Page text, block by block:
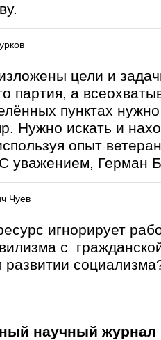
цели и
партия, а
пунктах
Нужно искать и
опыт
уважением, Герман
Чуев
игнорирует
с
развитии
научный журнал